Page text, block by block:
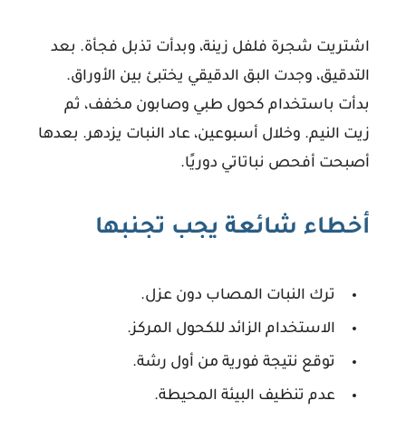
اشتريت شجرة فلفل زينة، وبدأت تذبل فجأة. بعد
التدقيق، وجدت البق الدقيقي يختبئ بين الأوراق.
بدأت باستخدام كحول طبي وصابون مخفف، ثم
زيت النيم. وخلال أسبوعين، عاد النبات يزدهر. بعدها
أصبحت أفحص نباتاتي دوريًا.
أخطاء شائعة يجب تجنبها
ترك النبات المصاب دون عزل.
الاستخدام الزائد للكحول المركز.
توقع نتيجة فورية من أول رشة.
عدم تنظيف البيئة المحيطة.